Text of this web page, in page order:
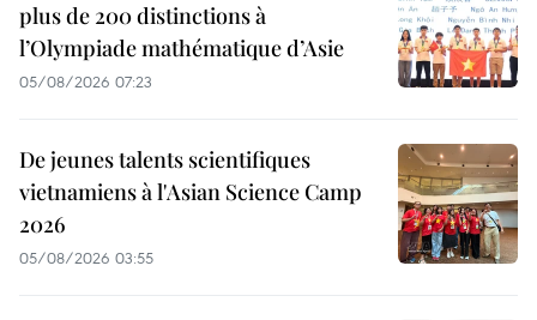
plus de 200 distinctions à
l’Olympiade mathématique d’Asie
05/08/2026 07:23
De jeunes talents scientifiques
vietnamiens à l'Asian Science Camp
2026
05/08/2026 03:55